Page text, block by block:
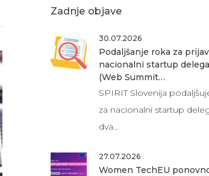
Zadnje objave
30.07.2026
Podaljšanje roka za
nacionalni startup
(Web Summit…
SPIRIT Slovenija
za nacionalni startup
dva…
27.07.2026
Women TechEU